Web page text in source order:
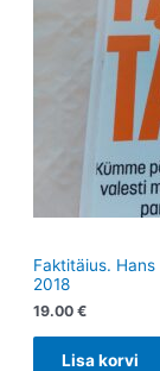
Faktitäius. Hans
2018
19.00 €
Lisa korvi